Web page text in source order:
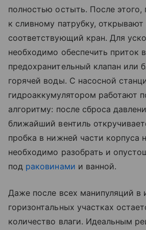
полностью остыть. После
к сливному патрубку, открывают
соответствующий кран. Для
необходимо обеспечить приток
предохранительный клапан или
горячей воды. С насосной
гидроаккумулятором работают
алгоритму: после сброса
ближайший вентиль
пробка в нижней части корпуса
необходимо разобрать и
под раковинами и ванной.
Даже после всех манипуляций в
горизонтальных участках
количество влаги. Идеальным